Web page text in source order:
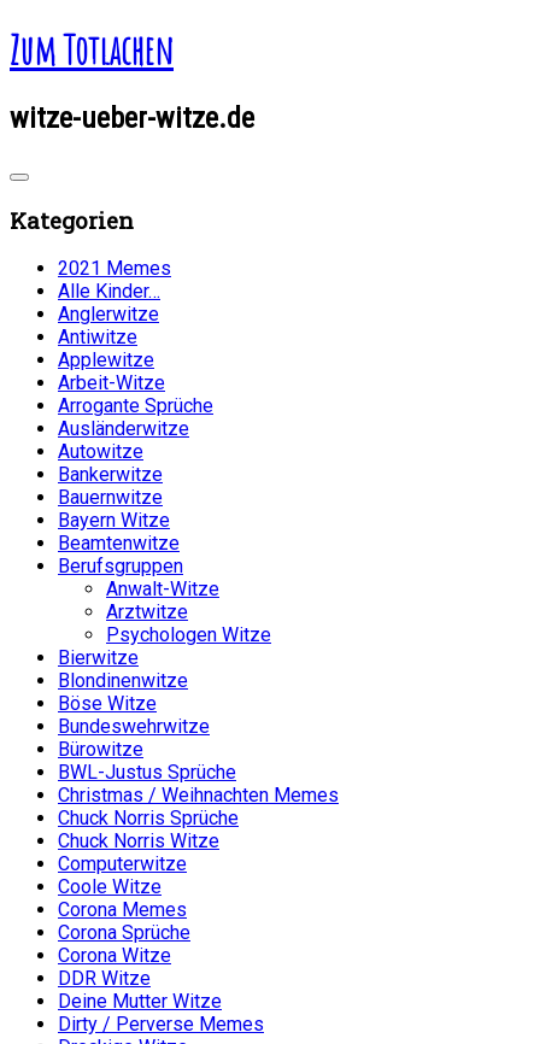
Zum Totlachen
witze-ueber-witze.de
Kategorien
2021 Memes
Alle Kinder…
Anglerwitze
Antiwitze
Applewitze
Arbeit-Witze
Arrogante Sprüche
Ausländerwitze
Autowitze
Bankerwitze
Bauernwitze
Bayern Witze
Beamtenwitze
Berufsgruppen
Anwalt-Witze
Arztwitze
Psychologen Witze
Bierwitze
Blondinenwitze
Böse Witze
Bundeswehrwitze
Bürowitze
BWL-Justus Sprüche
Christmas / Weihnachten Memes
Chuck Norris Sprüche
Chuck Norris Witze
Computerwitze
Coole Witze
Corona Memes
Corona Sprüche
Corona Witze
DDR Witze
Deine Mutter Witze
Dirty / Perverse Memes